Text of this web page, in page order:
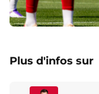
Plus d'infos sur